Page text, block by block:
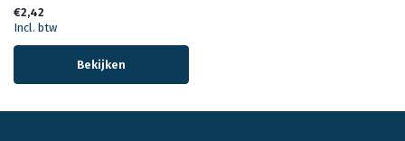
€2,42
Incl. btw
Bekijken